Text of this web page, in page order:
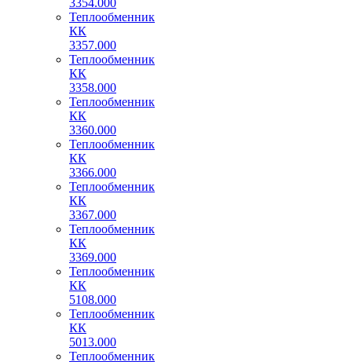
Теплообменник
КК
3357.000
Теплообменник
КК
3358.000
Теплообменник
КК
3360.000
Теплообменник
КК
3366.000
Теплообменник
КК
3367.000
Теплообменник
КК
3369.000
Теплообменник
КК
5108.000
Теплообменник
КК
5013.000
Теплообменник